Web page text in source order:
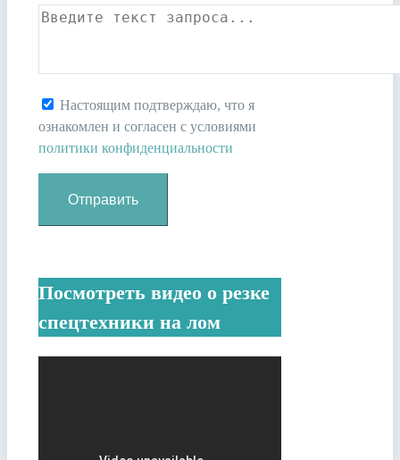
Настоящим подтверждаю, что я
ознакомлен и согласен с условиями
политики конфиденциальности
Посмотреть видео о резке
спецтехники на лом